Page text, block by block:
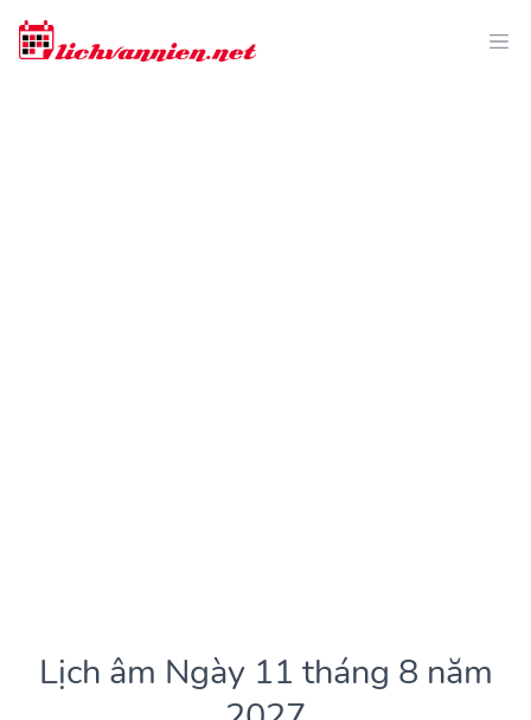
Lịch âm Ngày 11 tháng 8 năm